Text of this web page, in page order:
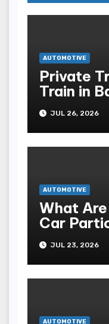
AUTOMOTIVE
Private
Train in
Is Best
JUL 26, 2026
AUTOMOTIVE
What
Car
JUL 23, 2026
AUTOMOTIVE